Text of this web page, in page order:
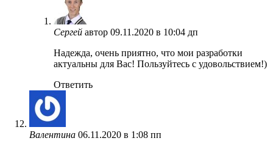
Сергей автор 09.11.2020 в 10:04 дп
Надежда, очень приятно, что мои разработки
актуальны для Вас! Пользуйтесь с удовольствием!)
Ответить
Валентина 06.11.2020 в 1:08 пп